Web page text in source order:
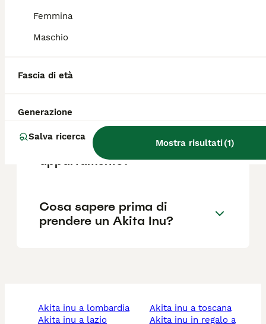
Femmina
Maschio
Fascia di età
Generazione
Salva ricerca
Mostra risultati(1)
Akita Inu?
L'Akita Inu può vivere in un
appartamento?
Cosa sapere prima di
prendere un Akita Inu?
akita inu a lombardia
akita inu a lazio
akita inu a toscana
akita inu in regalo a